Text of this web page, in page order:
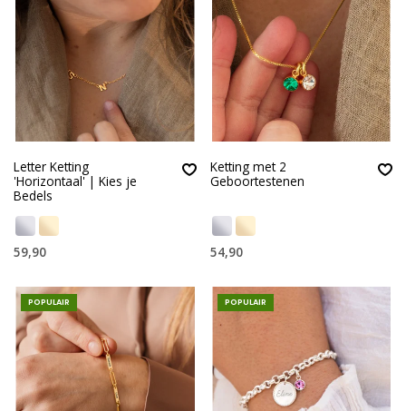
Letter Ketting
'Horizontaal' | Kies je
Bedels
59,90
Ketting met 2
Geboortestenen
54,90
POPULAIR POPULAIR